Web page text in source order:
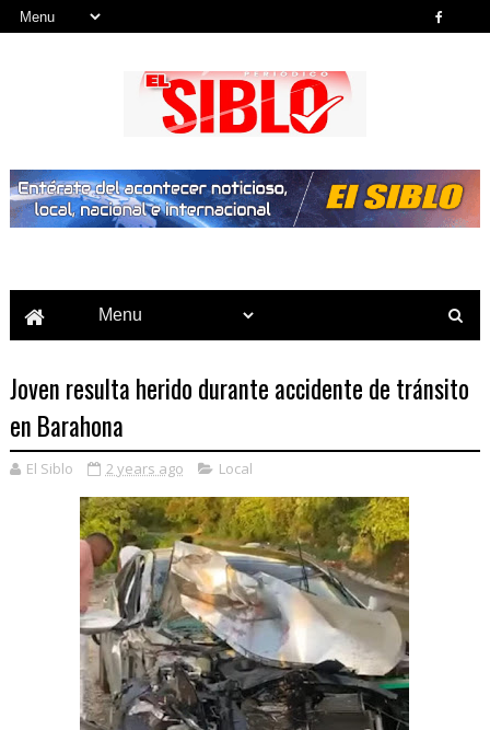
Joven resulta herido durante accidente de tránsito
en Barahona
El Siblo 2 years ago Local